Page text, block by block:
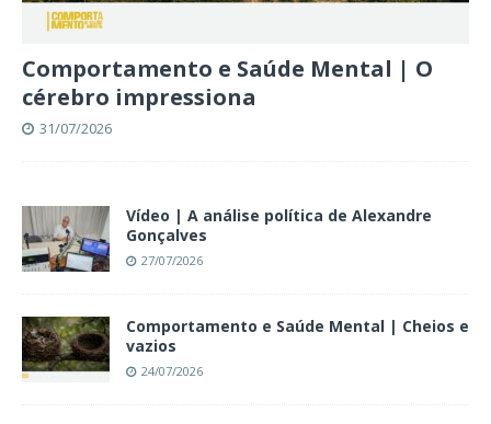
Comportamento e Saúde Mental | O
cérebro impressiona
31/07/2026
Vídeo | A análise política de Alexandre
Gonçalves
27/07/2026
Comportamento e Saúde Mental | Cheios e
vazios
24/07/2026